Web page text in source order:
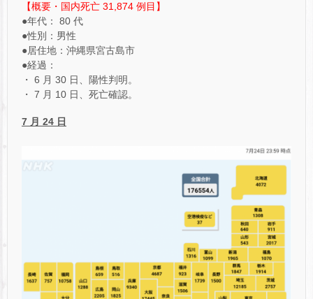
【概要・国内死亡 31,874 例目】
●年代： 80 代
●性別：男性
●居住地：沖縄県宮古島市
●経過：
・ 6 月 30 日、陽性判明。
・ 7 月 10 日、死亡確認。
7 月 24 日